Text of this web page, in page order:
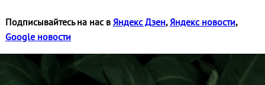
Подписывайтесь на нас в Яндекс Дзен, Яндекс новости,
Google новости